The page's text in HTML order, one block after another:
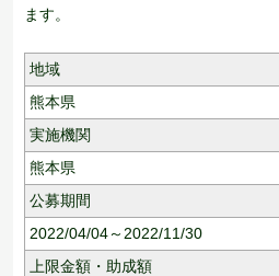
ます。
地域
熊本県
実施機関
熊本県
公募期間
2022/04/04～2022/11/30
上限金額・助成額